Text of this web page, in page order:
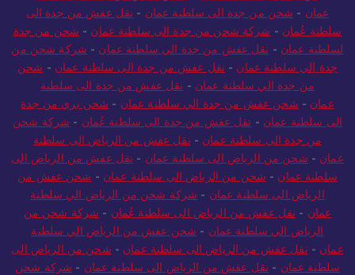
عمان - شحن من جدة الى سلطنة عمان - نقل عفش من جدة الى
سلطنة عُمان - شركة شحن من جدة الى سلطنة عمان - شحن من جدة
لسلطنة عمان - نقل عفش من جدة الي سلطنة عمان - شركة شحن من
جدة الي سلطنة عمان - نقل عفش من جدة الى سلطنة عمان - شحن
من جدة الي سلطنة عمان - نقل عفش من جدة الى سلطنة
عمان - شحن عفش من جدة الي سلطنة عمان - شحن بري من جدة
الى سلطنة عمان - نقل عفش من جدة الى سلطنة عُمان - شركة شحن
من جدة الي سلطنة عمان - نقل عفش من الرياض الى سلطنة
عمان - شحن من الرياض الى سلطنة عمان - نقل عفش من الرياض الى
سلطنة عمان - شحن من الرياض الي سلطنة عمان - شحن عفش من
الرياض الى سلطنة عمان - شركة شحن من الرياض الي سلطنة
عمان - نقل عفش من الرياض الى سلطنة عُمان - شركة شحن من
الرياض الي سلطنة عمان - شحن عفش من الرياض الي سلطنة
عمان - نقل عفش من الرياض الى سلطنة عمان - شحن من الرياض الى
سلطنة عمان - نقل عفش من الرياض الى سلطنة عمان - شركة شحن